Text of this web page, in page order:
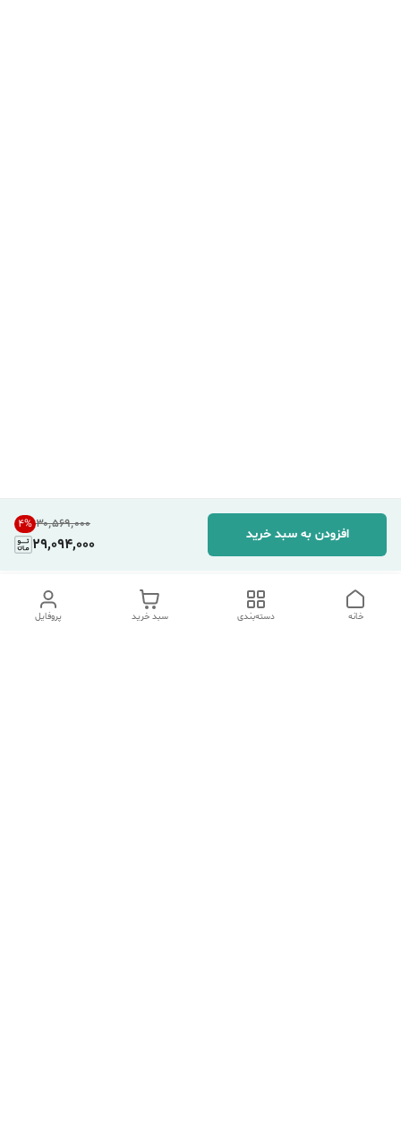
۳۰٬۵۶۹٬۰۰۰ 4%
29,094,000
افزودن به سبد خرید
پروفایل سبد خرید دسته‌بندی خانه